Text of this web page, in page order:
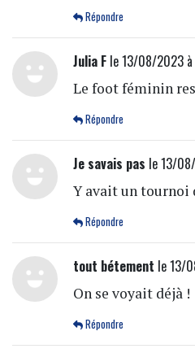
Répondre
Julia Fle 13/08/2023 à
Le foot féminin
Répondre
Je savais pas le 13/
Y avait un tournoi
Répondre
tout bétement le 13/
On se voyait déjà !
Répondre